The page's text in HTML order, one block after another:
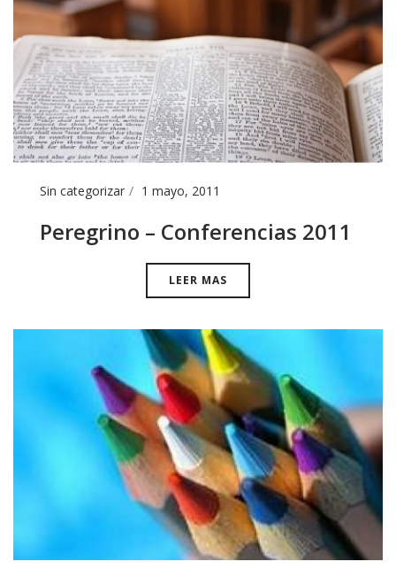
Sin categorizar 1 mayo, 2011
Peregrino – Conferencias 2011
LEER MAS